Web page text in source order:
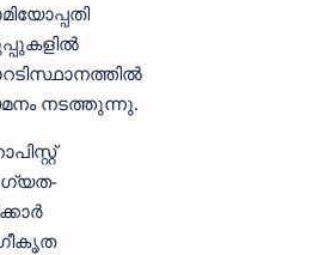
നടത്തുന്നു.